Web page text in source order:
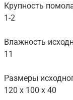
Крупность
1-2
Влажность
11
Размеры
120 х 100 х 40